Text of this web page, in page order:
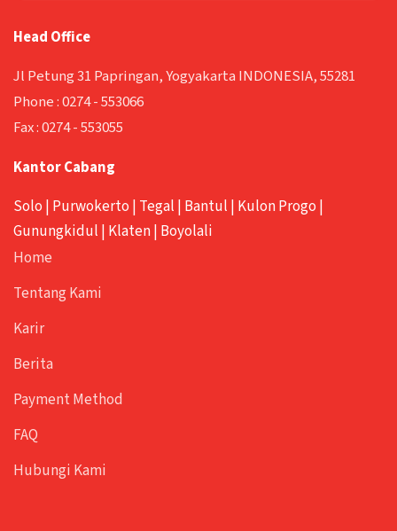
Head Office
Jl Petung 31 Papringan, Yogyakarta INDONESIA, 55281
Phone :0274 - 553066
Fax :0274 - 553055
Kantor Cabang
Solo | Purwokerto | Tegal | Bantul | Kulon Progo |
Gunungkidul | Klaten| Boyolali
Home
Tentang Kami
Karir
Berita
Payment Method
FAQ
Hubungi Kami